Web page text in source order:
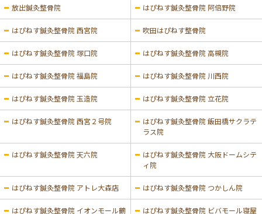
放出鍼灸整骨院 はぴねす鍼灸整骨院 阿倍野院
はぴねす鍼灸整骨院 西宮院 吹田はぴねす整骨院
はぴねす鍼灸整骨院 塚口院 はぴねす鍼灸整骨院 高槻院
はぴねす鍼灸整骨院 福島院 はぴねす鍼灸整骨院 川西院
はぴねす鍼灸整骨院 玉造院 はぴねす鍼灸整骨院 立花院
はぴねす鍼灸整骨院 西宮２号院
はぴねす鍼灸整骨院 飯田橋サクラテ
ラス院
はぴねす鍼灸整骨院 天六院
はぴねす鍼灸整骨院 大阪ドームシテ
ィ院
はぴねす鍼灸整骨院 アトレ大森店 はぴねす鍼灸整骨院 つかしん院
はぴねす鍼灸整骨院 イオンモール鶴
はぴねす鍼灸整骨院 ビバモール寝屋